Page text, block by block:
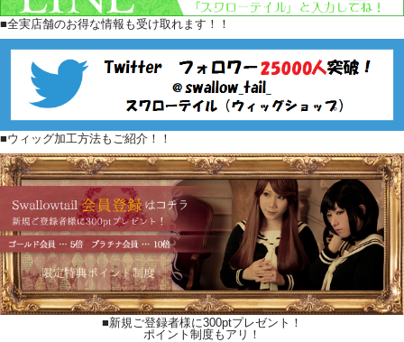
■全実店舗のお得な情報も受け取れます！！
■ウィッグ加工方法もご紹介！！
■新規ご登録者様に300ptプレゼント！
ポイント制度もアリ！